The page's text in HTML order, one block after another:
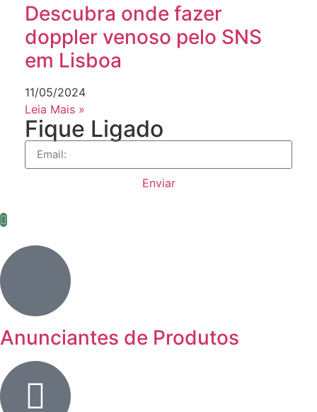
Descubra onde fazer
doppler venoso pelo SNS
em Lisboa
11/05/2024
Leia Mais »
Fique Ligado
Enviar
Anunciantes de Produtos